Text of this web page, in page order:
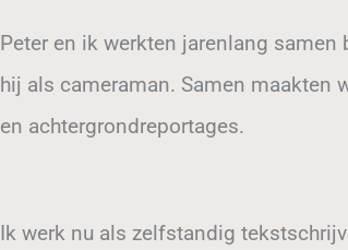
Peter en ik werkten jarenlang
hij als cameraman. Samen maakten
en achtergrondreportages.
Ik werk nu als zelfstandig